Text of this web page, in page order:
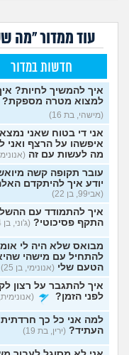
עוד ממדור "מה
חדשות במדור
איך להמשיך לחיות?
למצוא מטרה מספקת?
(מישהי, בת 16)
אני די בטוח שאני נמצא
איפשהו על הרצף ואני
מה לעשות עם זה (אנונימי,
עובר תקופה קשה
יודע איך להיתקדם
(אבי99, בן 22)
איך להתמודד עם
התקף פסיכוטי? (ג'וני, בן 24)
מבואס שלא היה לי
להתחיל עם מישהי
הטעם שלי (אנונימי, בן 25)
איך להתגבר על רצון
לפני הזמן?
(אנונימית,
למה אני כל כך חרדתית
העתיד? (ירין, בת 19)